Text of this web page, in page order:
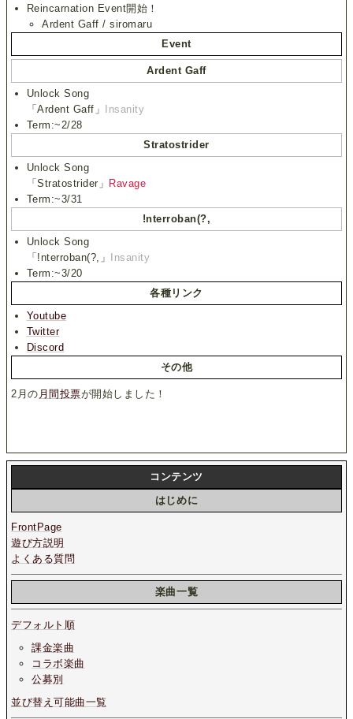
Reincarnation Event開始！
Ardent Gaff / siromaru
Event
Ardent Gaff
Unlock Song
「Ardent Gaff」
Insanity
Term:~2/28
Stratostrider
Unlock Song
「Stratostrider」 Ravage
Term:~3/31
!nterroban(?,
Unlock Song
「!nterroban(?,」
Insanity
Term:~3/20
各種リンク
Youtube
Twitter
Discord
その他
2月の 月間投票が開始しました！
コンテンツ
はじめに
FrontPage
遊び方説明
よくある質問
楽曲一覧
デフォルト順
課金楽曲
コラボ楽曲
公募別
並び替え可能曲一覧